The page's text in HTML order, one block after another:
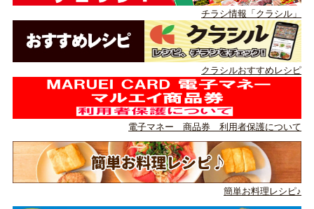
チラシ情報「クラシル」
クラシルおすすめレシピ
電子マネー 商品券 利用者保護について
簡単お料理レシピ♪